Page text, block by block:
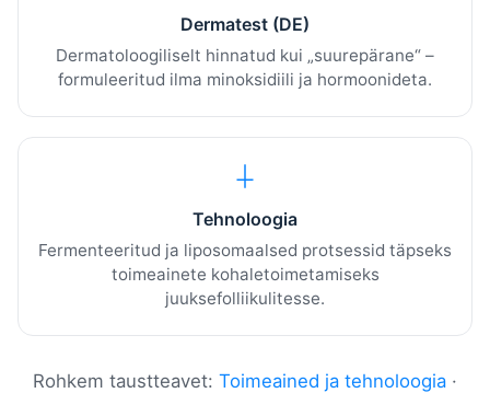
Dermatest (DE)
Dermatoloogiliselt hinnatud kui „suurepärane“ –
formuleeritud ilma minoksidiili ja hormoonideta.
Tehnoloogia
Fermenteeritud ja liposomaalsed protsessid täpseks
toimeainete kohaletoimetamiseks
juuksefolliikulitesse.
Rohkem taustteavet: Toimeained ja tehnoloogia ·